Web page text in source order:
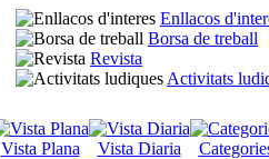
Enllacos
Borsa de treball
Revista
Activitats
Vista Plana Vista Diaria